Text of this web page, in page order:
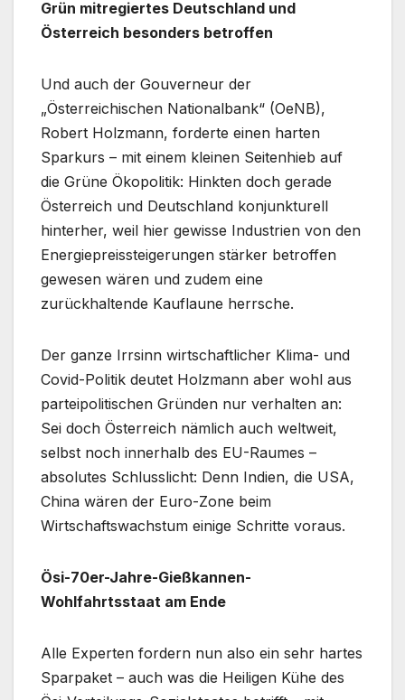
Grün mitregiertes Deutschland und
Österreich besonders betroffen
Und auch der Gouverneur der
„Österreichischen Nationalbank“ (OeNB),
Robert Holzmann, forderte einen harten
Sparkurs – mit einem kleinen Seitenhieb auf
die Grüne Ökopolitik: Hinkten doch gerade
Österreich und Deutschland konjunkturell
hinterher, weil hier gewisse Industrien von den
Energiepreissteigerungen stärker betroffen
gewesen wären und zudem eine
zurückhaltende Kauflaune herrsche.
Der ganze Irrsinn wirtschaftlicher Klima- und
Covid-Politik deutet Holzmann aber wohl aus
parteipolitischen Gründen nur verhalten an:
Sei doch Österreich nämlich auch weltweit,
selbst noch innerhalb des EU-Raumes –
absolutes Schlusslicht: Denn Indien, die USA,
China wären der Euro-Zone beim
Wirtschaftswachstum einige Schritte voraus.
Ösi-70er-Jahre-Gießkannen-
Wohlfahrtsstaat am Ende
Alle Experten fordern nun also ein sehr hartes
Sparpaket – auch was die Heiligen Kühe des